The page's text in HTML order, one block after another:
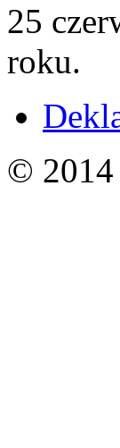
25
roku.
© 2014